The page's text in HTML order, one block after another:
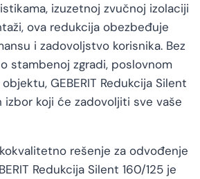
izuzetnoj zvučnoj izolaciji
ova redukcija obezbeđuje
i zadovoljstvo korisnika. Bez
stambenoj zgradi, poslovnom
GEBERIT Redukcija Silent
izbor koji će zadovoljiti sve vaše
rešenje za odvođenje
Redukcija Silent 160/125 je